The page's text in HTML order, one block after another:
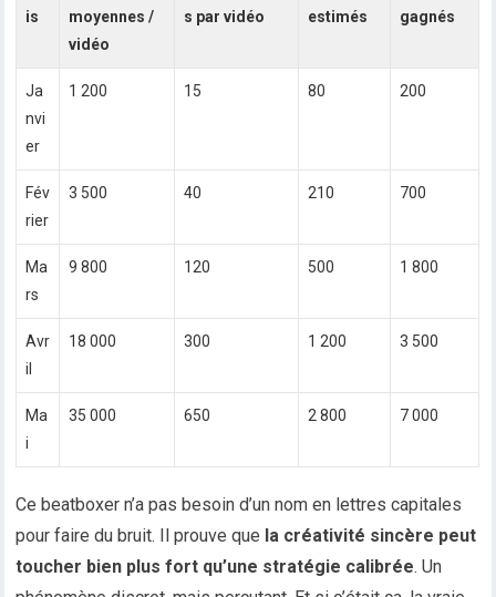
is
moyennes /
vidéo
s par vidéo
estimés
gagnés
Ja
nvi
er
1 200 15 80 200
Fév
rier
3 500 40 210 700
Ma
rs
9 800 120 500 1 800
Avr
il
18 000 300 1 200 3 500
Ma
i
35 000 650 2 800 7 000
Ce beatboxer n’a pas besoin d’un nom en lettres capitales
pour faire du bruit. Il prouve que la créativité sincère peut
toucher bien plus fort qu’une stratégie calibrée. Un